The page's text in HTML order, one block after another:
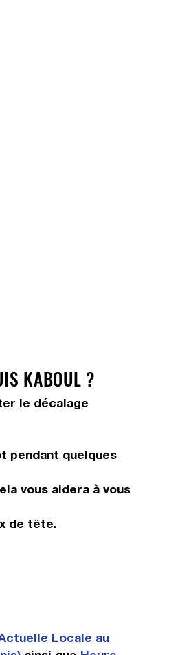
KABOUL ?
le décalage
pendant quelques
vous aidera à vous
de tête.
Locale au